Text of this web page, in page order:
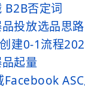
B2B否定词
投放选品思路
建0-1流程
起量